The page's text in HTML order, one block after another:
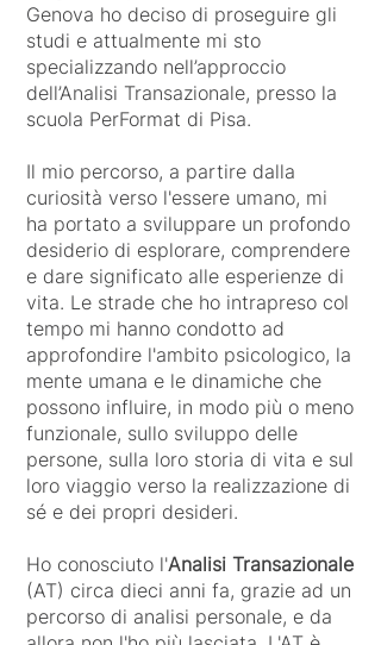
Genova ho deciso di proseguire gli
studi e attualmente mi sto
specializzando nell’approccio
dell’Analisi Transazionale, presso la
scuola PerFormat di Pisa.
Il mio percorso, a partire dalla
curiosità verso l'essere umano, mi
ha portato a sviluppare un profondo
desiderio di esplorare, comprendere
e dare significato alle esperienze di
vita. Le strade che ho intrapreso col
tempo mi hanno condotto ad
approfondire l'ambito psicologico, la
mente umana e le dinamiche che
possono influire, in modo più o meno
funzionale, sullo sviluppo delle
persone, sulla loro storia di vita e sul
loro viaggio verso la realizzazione di
sé e dei propri desideri.
Ho conosciuto l'Analisi Transazionale
(AT) circa dieci anni fa, grazie ad un
percorso di analisi personale, e da